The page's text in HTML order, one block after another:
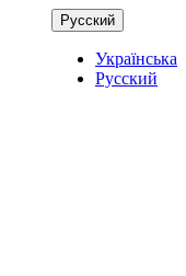
Русский
Українська
Русский